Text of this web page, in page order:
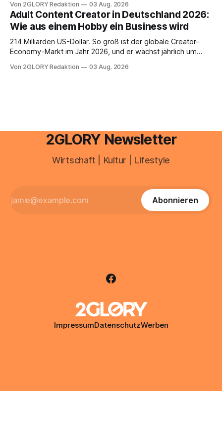
Drogerie – mehr ist zeitlich oft nicht drin. Dabei reagiert die
Haut empfindlich auf Stress, Schlafmangel und
Umwelteinflüsse: Sie wirkt müde, spannt oder neigt zu
Unreinheiten. Professionelle
Von 2GLORY Redaktion 03 Aug. 2026
Adult Content Creator in Deutschland 2026:
Wie aus einem Hobby ein Business wird
214 Milliarden US-Dollar. So groß ist der globale Creator-
Economy-Markt im Jahr 2026, und er wächst jährlich um
ist längst ein ernstzunehmender Wirtschaftszweig. Weltweit
Von 2GLORY Redaktion 03 Aug. 2026
2GLORY Newsletter
Wirtschaft | Kultur | Lifestyle
Abonnieren
ImpressumDatenschutzWerben